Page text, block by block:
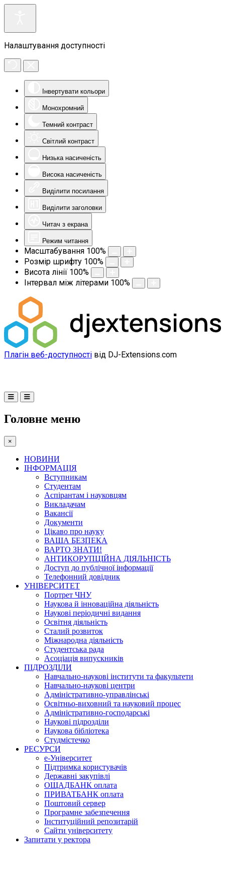
Налаштування доступності
Інвертувати кольори
Монохромний
Темний контраст
Світлий контраст
Низька насиченість
Висока насиченість
Виділити посилання
Виділити заголовки
Читач з екрана
Режим читання
Масштабування 100%
Розмір шрифту 100%
Висота лінії 100%
Інтервал між літерами 100%
Плагін веб-доступності від DJ-Extensions.com
Головне меню
×
НОВИНИ
ІНФОРМАЦІЯ
Вступникам
Студентам
Аспірантам і науковцям
Викладачам
Вакансії
Документи
Цікаво про науку
ВАША БЕЗПЕКА
ВАРТО ЗНАТИ!
АНТИКОРУПЦІЙНА ДІЯЛЬНІСТЬ
Доступ до публічної інформації
Телефонний довідник
УНІВЕРСИТЕТ
Портрет ЧНУ
Наукова й інноваційна діяльність
Наукові періодичні видання
Освітня діяльність
Сталий розвиток
Міжнародна діяльність
Студентська рада
Асоціація випускників
ПІДРОЗДІЛИ
Навчально-наукові інститути та факультети
Навчально-наукові центри
Адміністративно-управлінські
Освітньо-виховний та науковий процес
Адміністративно-господарські
Наукові підрозділи
Наукова бібліотека
Студмістечко
РЕСУРСИ
е-Університет
Підтримка користувачів
Державні закупівлі
ОЩАДБАНК оплата
ПРИВАТБАНК оплата
Поштовий сервер
Програмне забезпечення
Інституційний репозитарій
Сайти університету
Запитати у ректора